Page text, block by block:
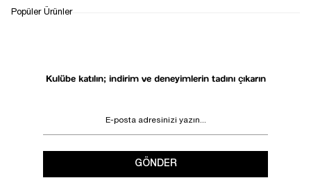
Kulübe katılın; indirim ve deneyimlerin tadını çıkarın
GÖNDER
Popüler Ürünler